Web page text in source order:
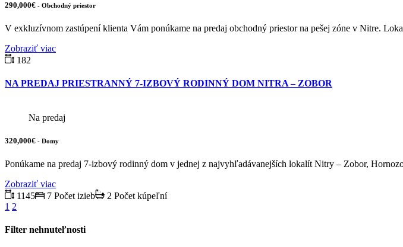
290,000€ - Obchodný priestor
V exkluzívnom zastúpení klienta Vám ponúkame na predaj obchodný priestor na pešej zóne v Nitre.
Zobraziť viac
182
NA PREDAJ PRIESTRANNÝ 7-IZBOVÝ RODINNÝ DOM NITRA – ZOBOR
Na predaj
320,000€ - Domy
Ponúkame na predaj 7-izbový rodinný dom v jednej z najvyhľadávanejších lokalít Nitry – Zobor,
Zobraziť viac
1145
7 Počet izieb
2 Počet kúpeľní
1 2
Filter nehnuteľnosti